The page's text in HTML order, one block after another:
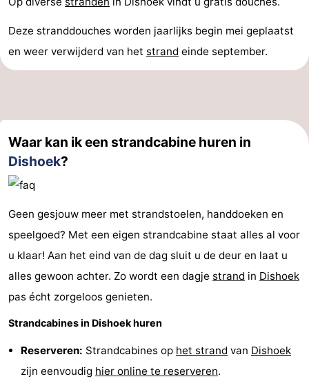
Deze stranddouches worden jaarlijks begin mei geplaatst
en weer verwijderd van het strand einde september.
Waar kan ik een strandcabine huren in
Dishoek?
Geen gesjouw meer met strandstoelen, handdoeken en
speelgoed? Met een eigen strandcabine staat alles al voor
u klaar! Aan het eind van de dag sluit u de deur en laat u
alles gewoon achter. Zo wordt een dagje strand in Dishoek
pas écht zorgeloos genieten.
Strandcabines in Dishoek huren
Reserveren: Strandcabines op het strand van Dishoek
zijn eenvoudig hier online te reserveren.